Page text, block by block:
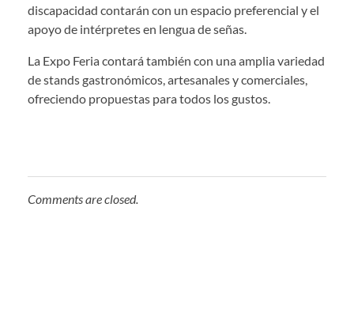
discapacidad contarán con un espacio preferencial y el
apoyo de intérpretes en lengua de señas.
La Expo Feria contará también con una amplia variedad
de stands gastronómicos, artesanales y comerciales,
ofreciendo propuestas para todos los gustos.
Comments are closed.